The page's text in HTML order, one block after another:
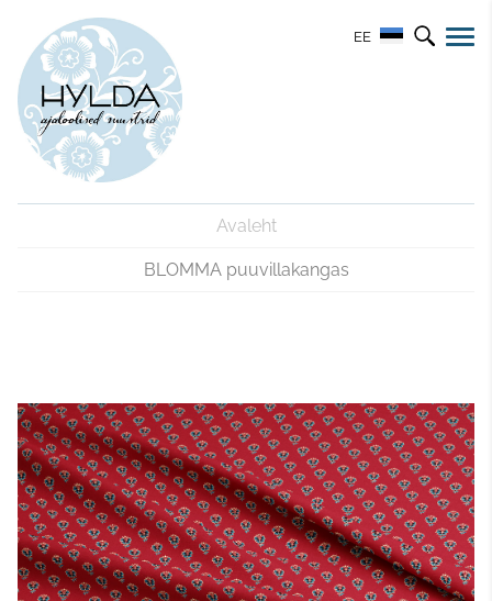
EE
Avaleht
BLOMMA puuvillakangas